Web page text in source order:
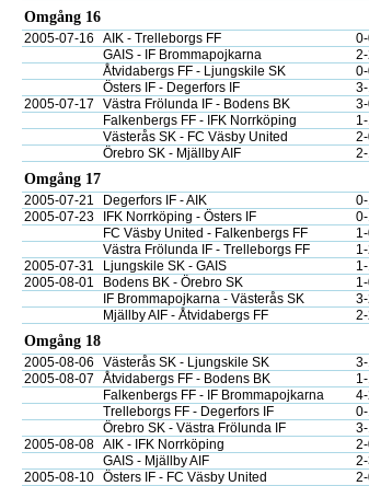
Omgång 16
2005-07-16 AIK - Trelleborgs FF
GAIS - IF Brommapojkarna
Åtvidabergs FF - Ljungskile SK
Östers IF - Degerfors IF
2005-07-17
Västra Frölunda IF - Bodens BK
Falkenbergs FF - IFK Norrköping
Västerås SK - FC Väsby United
Örebro SK - Mjällby AIF
Omgång 17
2005-07-21 Degerfors IF - AIK
2005-07-23
IFK Norrköping - Östers IF
FC Väsby United - Falkenbergs FF
Västra Frölunda IF - Trelleborgs FF
2005-07-31
Ljungskile SK - GAIS
2005-08-01
Bodens BK - Örebro SK
IF Brommapojkarna - Västerås SK
Mjällby AIF - Åtvidabergs FF
Omgång 18
2005-08-06 Västerås SK - Ljungskile SK
2005-08-07
Åtvidabergs FF - Bodens BK
Falkenbergs FF - IF Brommapojkarna
Trelleborgs FF - Degerfors IF
Örebro SK - Västra Frölunda IF
2005-08-08 AIK - IFK Norrköping
GAIS - Mjällby AIF
2005-08-10 Östers IF - FC Väsby United